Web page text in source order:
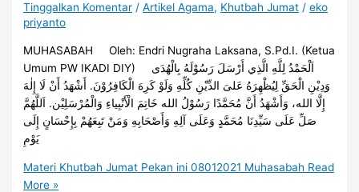
Tinggalkan Komentar /Artikel Agama, Khutbah Jumat /eko
priyanto
MUHASABAH Oleh: Endri Nugraha Laksana, S.Pd.I. (Ketua
Umum PW IKADI DIY) اَلْحَمْدُ لِلَّهِ الَّذِي أَرْسَلَ رَسُوْلَهُ بِالْهُدَى
وَدِيْنِ الْحَقِّ لِيُظْهِرَهُ عَلىَ الدِّيْنِ كُلِّهِ وَلَوْ كَرِهَ الْكَافِرُوْنَ. أَشْهَدُ أَنْ لَا إِلٰهَ
إِلَّا الله، وَأَشْهَدُ أَنَّ مُحَمَّدًا رَسُوْلُ الله خَاتِمَ الْأَنْبِياءِ وَالْمُرْسَلِيْن. اَللَّهُمَّ
صَلِّ عَلَى سَيِّدِنَا مُحَمَّدٍ وَعَلَى آلِهِ وَأَصْحَابِهِ وَمَنْ تَبِعَهُمْ بِإِحْسَانٍ إِلَى
يَوْمِ
Materi Khutbah Jumat Pekan ini 08012021 Muhasabah Read
More »